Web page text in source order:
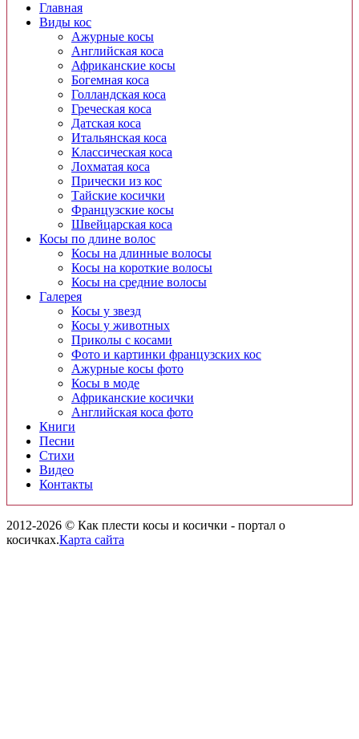
Главная
Виды кос
Ажурные косы
Английская коса
Африканские косы
Богемная коса
Голландская коса
Греческая коса
Датская коса
Итальянская коса
Классическая коса
Лохматая коса
Прически из кос
Тайские косички
Французские косы
Швейцарская коса
Косы по длине волос
Косы на длинные волосы
Косы на короткие волосы
Косы на средние волосы
Галерея
Косы у звезд
Косы у животных
Приколы с косами
Фото и картинки французских кос
Ажурные косы фото
Косы в моде
Африканские косички
Английская коса фото
Книги
Песни
Cтихи
Видео
Контакты
2012-2026 © Как плести косы и косички - портал о
косичках.Карта сайта